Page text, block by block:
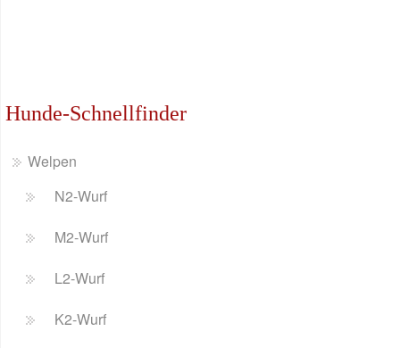
Hunde-Schnellfinder
Welpen
N2-Wurf
M2-Wurf
L2-Wurf
K2-Wurf